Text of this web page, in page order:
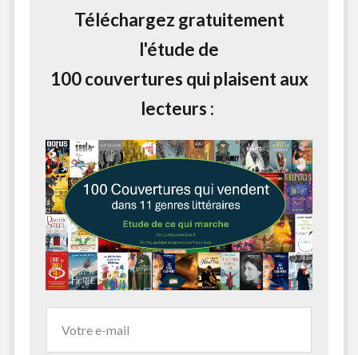
Téléchargez gratuitement
l'étude de
100 couvertures qui plaisent aux
lecteurs :